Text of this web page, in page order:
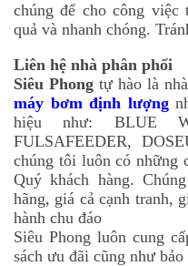
chúng để cho công
quả và nhanh chóng.
Liên hệ nhà phân phối
Siêu Phong tự hào là
máy bơm định lượng
hiệu như: BLUE
FULSAFEEDER,
chúng tôi luôn có những
Quý khách hàng.
hãng, giá cả cạnh tranh,
hành chu đáo
Siêu Phong luôn cung
sách ưu đãi cũng như